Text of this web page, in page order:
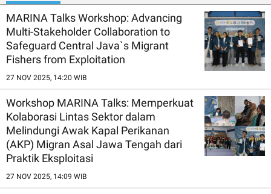
MARINA Talks Workshop: Advancing
Multi-Stakeholder Collaboration to
Safeguard Central Java`s Migrant
Fishers from Exploitation
27 NOV 2025, 14:20 WIB
Workshop MARINA Talks: Memperkuat
Kolaborasi Lintas Sektor dalam
Melindungi Awak Kapal Perikanan
(AKP) Migran Asal Jawa Tengah dari
Praktik Eksploitasi
27 NOV 2025, 14:09 WIB